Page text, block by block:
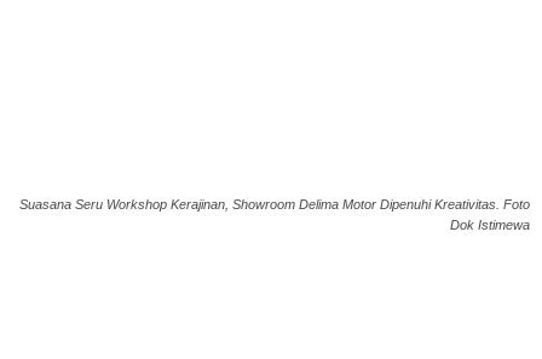
Suasana Seru Workshop Kerajinan, Showroom Delima Motor Dipenuhi Kreativitas. Foto
Dok Istimewa